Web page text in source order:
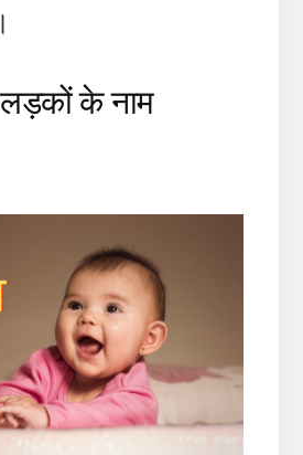
लड़कों के नाम